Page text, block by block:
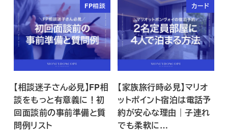
FP相談
【相談迷子さん必見】FP相
談をもっと有意義に！初
回面談前の事前準備と質
問例リスト
カード
【家族旅行時必見】マリオ
ットポイント宿泊は電話予
約が安心な理由｜子連れ
でも柔軟に…